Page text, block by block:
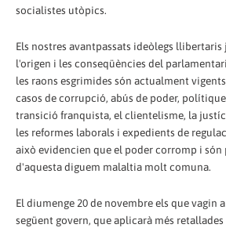
socialistes utòpics.
Els nostres avantpassats ideòlegs
l'origen i les conseqüències del
les raons esgrimides són actualment
casos de corrupció, abús de poder,
transició franquista, el clientelisme, la
les reformes laborals i expedients de
això evidencien que el poder corromp i són
d'aquesta diguem malaltia molt comuna.
El diumenge 20 de novembre els que vagin
següent govern, que aplicarà més